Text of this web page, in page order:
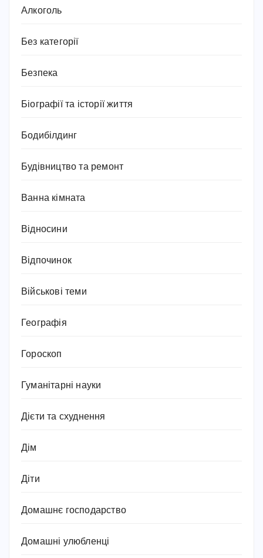
Алкоголь
Без категорії
Безпека
Біографії та історії життя
Бодибілдинг
Будівництво та ремонт
Ванна кімната
Відносини
Відпочинок
Військові теми
Географія
Гороскоп
Гуманітарні науки
Дієти та схуднення
Дім
Діти
Домашнє господарство
Домашні улюбленці